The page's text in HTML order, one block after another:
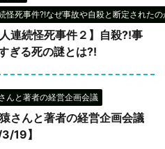
怪死事件?!なぜ事故や自殺と断定された
人連続怪死事件２】自殺?!事
ぎる死の謎とは?!
んと著者の経営企画会議
さんと著者の経営企画会議
19】